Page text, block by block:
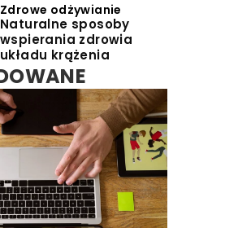
Zdrowe odżywianie
Naturalne sposoby
wspierania zdrowia
układu krążenia